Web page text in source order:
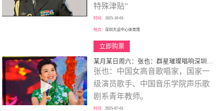
特殊津贴”
时间：2025-10-01
地点：深圳大运中心体育馆
立即购票
某月某日周六：张也：群星璀璨唱响深圳、歌颂一代伟人、走进新时代、巡回大型演唱会！
张也：中国女高音歌唱家，国家一
级演员歌手、中国音乐学院声乐歌
剧系青年教师。
时间：2025-07-01